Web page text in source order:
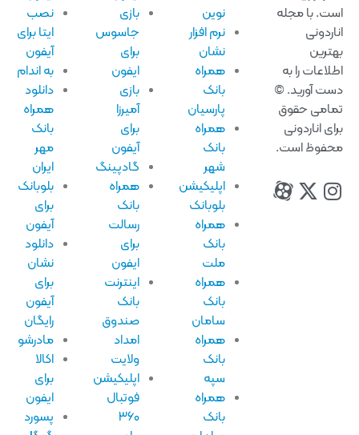
با مجله
را به
آورید. ©
حقوق
اناردونی
است.
نرم افزار
نشان
همراه
پارسیان
همراه
اپلیکیشن
بلوبانک
همراه
همراه
سامان
همراه
همراه
بازی
جاسوس
ایفون
بازی
آیفون
گادپینگ
همراه
رسالت
ایفون
اینترنت
صندوق
امداد
ولایت
اپلیکیشن
فوتبال
نصب
ایتا برای
آیفون
به اندام
دانلود
همراه
بلوبانک
آیفون
دانلود
نشان
آیفون
رایگان
مادرشو
اکالا
ایفون
پسورد